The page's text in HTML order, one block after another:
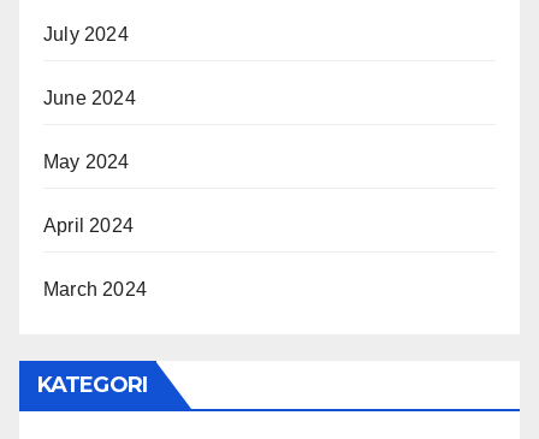
July 2024
June 2024
May 2024
April 2024
March 2024
KATEGORI